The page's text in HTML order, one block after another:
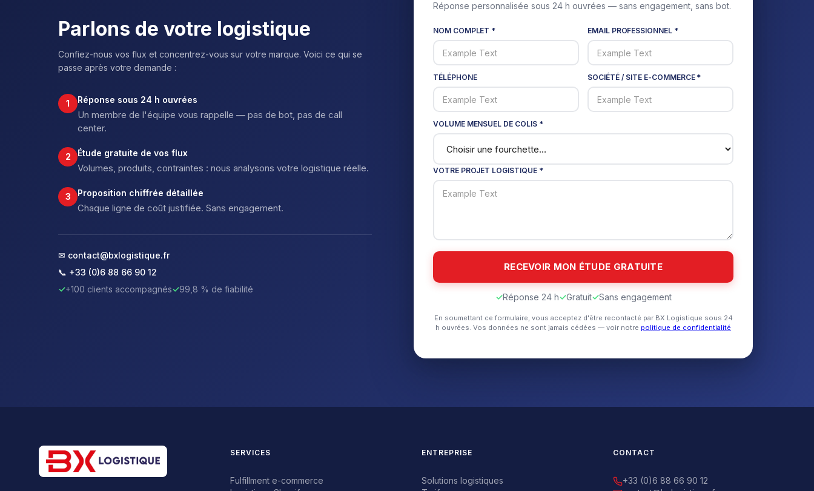
Parlons de votre logistique
Confiez-nous vos flux et concentrez-vous sur votre marque. Voici ce qui se
passe après votre demande :
1 Réponse sous 24 h ouvrées
Un membre de l'équipe vous rappelle — pas de bot, pas de call
center.
2 Étude gratuite de vos flux
Volumes, produits, contraintes : nous analysons votre logistique réelle.
3 Proposition chiffrée détaillée
Chaque ligne de coût justifiée. Sans engagement.
✉ contact@bxlogistique.fr
📞 +33 (0)6 88 66 90 12
✓+100 clients accompagnés✓99,8 % de fiabilité
Réponse personnalisée sous 24 h ouvrées — sans engagement, sans bot.
NOM COMPLET * EMAIL PROFESSIONNEL *
TÉLÉPHONE SOCIÉTÉ / SITE E-COMMERCE *
VOLUME MENSUEL DE COLIS *
VOTRE PROJET LOGISTIQUE *
✓Réponse 24 h✓Gratuit✓Sans engagement
En soumettant ce formulaire, vous acceptez d'être recontacté par BX Logistique sous 24
h ouvrées. Vos données ne sont jamais cédées — voir notre politique de confidentialité
SERVICES
Fulfillment e-commerce
ENTREPRISE
Solutions logistiques
CONTACT
+33 (0)6 88 66 90 12